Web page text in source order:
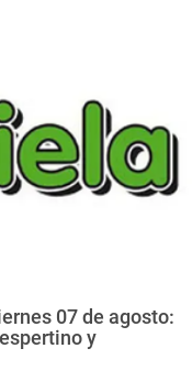
07 de agosto:
y